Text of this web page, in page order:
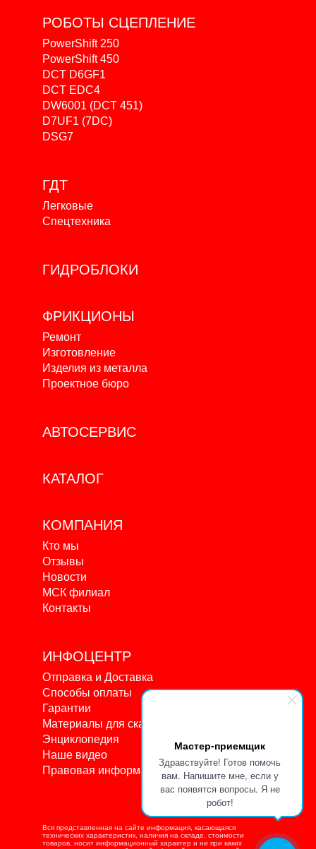
Мастер-приемщик
Здравствуйте! Готов помочь
вам. Напишите мне, если у
вас появятся вопросы. Я не
робот!
РОБОТЫ СЦЕПЛЕНИЕ
PowerShift 250
PowerShift 450
DCT D6GF1
DCT EDC4
DW6001 (DCT 451)
D7UF1 (7DC)
DSG7
ГДТ
Легковые
Спецтехника
ГИДРОБЛОКИ
ФРИКЦИОНЫ
Ремонт
Изготовление
Изделия из металла
Проектное бюро
АВТОСЕРВИС
КАТАЛОГ
КОМПАНИЯ
Кто мы
Отзывы
Новости
МСК филиал
Контакты
ИНФОЦЕНТР
Отправка и Доставка
Способы оплаты
Гарантии
Материалы для скачивания
Энциклопедия
Наше видео
Правовая информация
Вся представленная на сайте информация, касающаяся
технических характеристик, наличия на складе, стоимости
товаров, носит информационный характер и ни при каких